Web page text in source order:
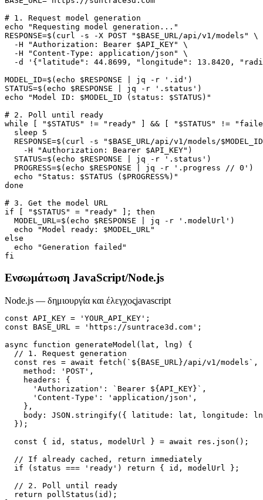
# 1. Request model generation
echo "Requesting model generation..."
RESPONSE=$(curl -s -X POST "$BASE_URL/api/v1/models" \
  -H "Authorization: Bearer $API_KEY" \
  -H "Content-Type: application/json" \
-d '{"latitude": 44.8699, "longitude": 13.8420,
MODEL_ID=$(echo $RESPONSE | jq -r '.id')
STATUS=$(echo $RESPONSE | jq -r '.status')
echo "Model ID: $MODEL_ID (status: $STATUS)"
# 2. Poll until ready
while [ "$STATUS" != "ready" ] && [ "$STATUS" !=
  sleep 5
RESPONSE=$(curl -s "$BASE_URL/api/v1/models/
    -H "Authorization: Bearer $API_KEY")
  STATUS=$(echo $RESPONSE | jq -r '.status')
  PROGRESS=$(echo $RESPONSE | jq -r '.progress // 0')
  echo "Status: $STATUS ($PROGRESS%)"
done
# 3. Get the model URL
if [ "$STATUS" = "ready" ]; then
  MODEL_URL=$(echo $RESPONSE | jq -r '.modelUrl')
  echo "Model ready: $MODEL_URL"
else
  echo "Generation failed"
fi
Ενσωμάτωση JavaScript/Node.js
Node.js — δημιουργία και έλεγχοςjavascript
const API_KEY = 'YOUR_API_KEY';
const BASE_URL = 'https://suntrace3d.com';
async function generateModel(lat, lng) {
  // 1. Request generation
const res = await fetch(`${BASE_URL}/api/v1/models`,
    method: 'POST',
    headers: {
      'Authorization': `Bearer ${API_KEY}`,
      'Content-Type': 'application/json',
    },
body: JSON.stringify({ latitude: lat, longitude:
  });
  const { id, status, modelUrl } = await res.json();
  // If already cached, return immediately
  if (status === 'ready') return { id, modelUrl };
  // 2. Poll until ready
  return pollStatus(id);